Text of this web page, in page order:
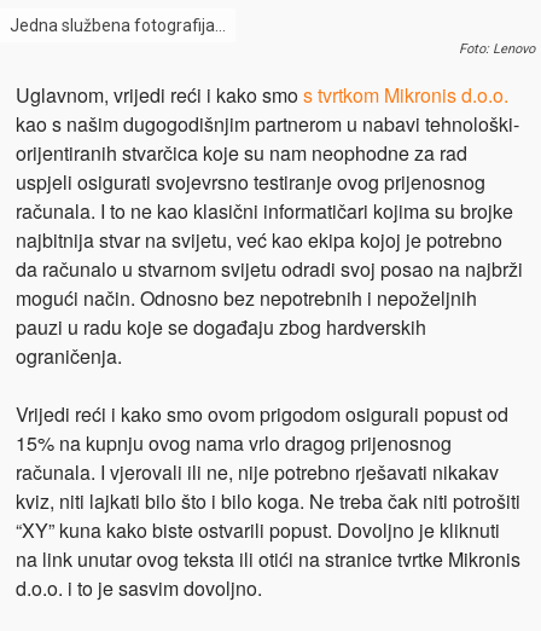
Jedna službena fotografija…
Foto: Lenovo
Uglavnom, vrijedi reći i kako smos tvrtkom Mikronis d.o.o.
kao s našim dugogodišnjim partnerom u nabavi tehnološki-
orijentiranih stvarčica koje su nam neophodne za rad
uspjeli osigurati svojevrsno testiranje ovog prijenosnog
računala. I to ne kao klasični informatičari kojima su brojke
najbitnija stvar na svijetu, već kao ekipa kojoj je potrebno
da računalo u stvarnom svijetu odradi svoj posao na najbrži
mogući način. Odnosno bez nepotrebnih i nepoželjnih
pauzi u radu koje se događaju zbog hardverskih
ograničenja.
Vrijedi reći i kako smo ovom prigodom osigurali popust od
15% na kupnju ovog nama vrlo dragog prijenosnog
računala. I vjerovali ili ne, nije potrebno rješavati nikakav
kviz, niti lajkati bilo što i bilo koga. Ne treba čak niti potrošiti
“XY” kuna kako biste ostvarili popust. Dovoljno je kliknuti
na link unutar ovog teksta ili otići na stranice tvrtke Mikronis
d.o.o. i to je sasvim dovoljno.